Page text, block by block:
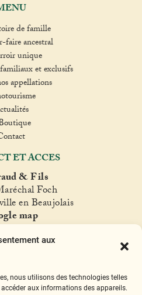
aux
nous utilisons des technologies telles
aux informations des appareils.
de famille
faire ancestral
unique
et exclusifs
appellations
ET ACCES
& Fils
Foch
en Beaujolais
map
74 06 47 60